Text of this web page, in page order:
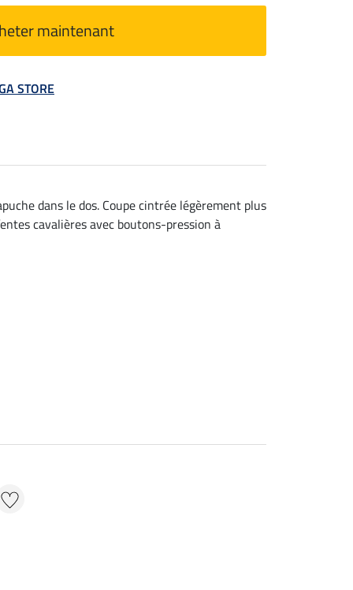
maintenant
STORE
dans le dos. Coupe cintrée légèrement plus
cavalières avec boutons-pression à